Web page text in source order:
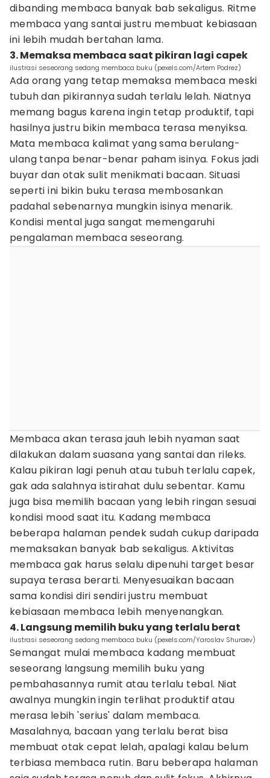
dibanding membaca banyak bab sekaligus. Ritme
membaca yang santai justru membuat kebiasaan
ini lebih mudah bertahan lama.
3. Memaksa membaca saat pikiran lagi capek
ilustrasi seseorang sedang membaca buku (pexels.com/Artem Podrez)
Ada orang yang tetap memaksa membaca meski
tubuh dan pikirannya sudah terlalu lelah. Niatnya
memang bagus karena ingin tetap produktif, tapi
hasilnya justru bikin membaca terasa menyiksa.
Mata membaca kalimat yang sama berulang-
ulang tanpa benar-benar paham isinya. Fokus jadi
buyar dan otak sulit menikmati bacaan. Situasi
seperti ini bikin buku terasa membosankan
padahal sebenarnya mungkin isinya menarik.
Kondisi mental juga sangat memengaruhi
pengalaman membaca seseorang.
Membaca akan terasa jauh lebih nyaman saat
dilakukan dalam suasana yang santai dan rileks.
Kalau pikiran lagi penuh atau tubuh terlalu capek,
gak ada salahnya istirahat dulu sebentar. Kamu
juga bisa memilih bacaan yang lebih ringan sesuai
kondisi mood saat itu. Kadang membaca
beberapa halaman pendek sudah cukup daripada
memaksakan banyak bab sekaligus. Aktivitas
membaca gak harus selalu dipenuhi target besar
supaya terasa berarti. Menyesuaikan bacaan
sama kondisi diri sendiri justru membuat
kebiasaan membaca lebih menyenangkan.
4. Langsung memilih buku yang terlalu berat
ilustrasi seseorang sedang membaca buku (pexels.com/Yaroslav Shuraev)
Semangat mulai membaca kadang membuat
seseorang langsung memilih buku yang
pembahasannya rumit atau terlalu tebal. Niat
awalnya mungkin ingin terlihat produktif atau
merasa lebih 'serius' dalam membaca.
Masalahnya, bacaan yang terlalu berat bisa
membuat otak cepat lelah, apalagi kalau belum
terbiasa membaca rutin. Baru beberapa halaman